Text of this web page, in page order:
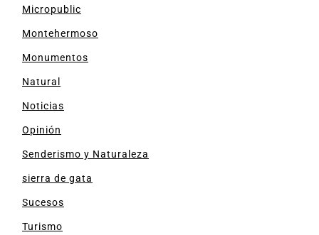
Micropublic
Montehermoso
Monumentos
Natural
Noticias
Opinión
Senderismo y Naturaleza
sierra de gata
Sucesos
Turismo